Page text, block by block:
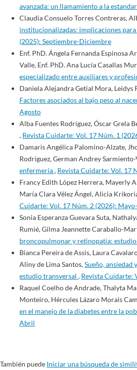
avanzada: un llamamiento a la
Claudia Consuelo Torres Contreras,
institucionalizadas: implicaciones
(2025): Septiembre-Diciembre
Enf. PhD. Ángela Fernanda Espinosa
Valle, Enf. PhD. Ana Lucía Casallas
especializado entre auxiliares y
Daniela Alejandra Getial Mora, Leidys
Factores asociados al bajo peso al
Agosto
Alba Fuentes Rodríguez, Óscar Grela
, Revista Cuidarte: Vol. 17 Núm. 1
Damaris Angélica Palomino-Alzate,
Rodríguez, German Andrey Sarmiento-
enfermería, Revista Cuidarte: Vol. 17
Francy Edith López Herrera, Mayerly
María Clara Vélez Ángel, Alicia
Cuidarte: Vol. 17 Núm. 2 (2026):
Sonia Esperanza Guevara Suta,
Rumié, Gilma Jeannette Caraballo-
broncopulmonar y retinopatía:
Bianca Pereira de Assis, Laura
Aliny de Lima Santos,Sueño, ansiedad
estudio transversal , Revista Cuidarte:
Raquel Coelho de Andrade, Thalyta
Monteiro, Hércules Lázaro Morais
en el manejo de la diabetes entre la
Abril
También puede Iniciar una búsqueda de